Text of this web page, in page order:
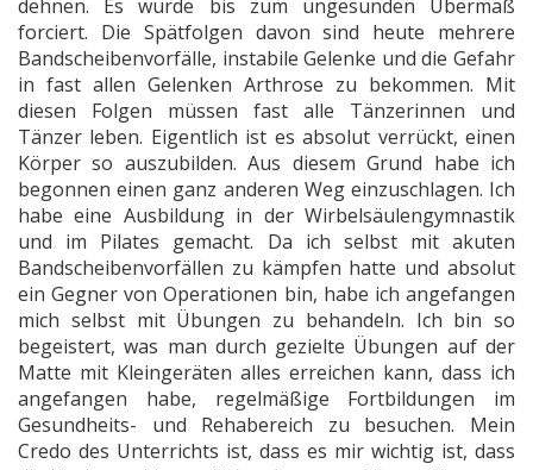
dehnen. Es wurde bis zum ungesunden Übermaß
forciert. Die Spätfolgen davon sind heute mehrere
Bandscheibenvorfälle, instabile Gelenke und die Gefahr
in fast allen Gelenken Arthrose zu bekommen. Mit
diesen Folgen müssen fast alle Tänzerinnen und
Tänzer leben. Eigentlich ist es absolut verrückt, einen
Körper so auszubilden. Aus diesem Grund habe ich
begonnen einen ganz anderen Weg einzuschlagen. Ich
habe eine Ausbildung in der Wirbelsäulengymnastik
und im Pilates gemacht. Da ich selbst mit akuten
Bandscheibenvorfällen zu kämpfen hatte und absolut
ein Gegner von Operationen bin, habe ich angefangen
mich selbst mit Übungen zu behandeln. Ich bin so
begeistert, was man durch gezielte Übungen auf der
Matte mit Kleingeräten alles erreichen kann, dass ich
angefangen habe, regelmäßige Fortbildungen im
Gesundheits- und Rehabereich zu besuchen. Mein
Credo des Unterrichts ist, dass es mir wichtig ist, dass